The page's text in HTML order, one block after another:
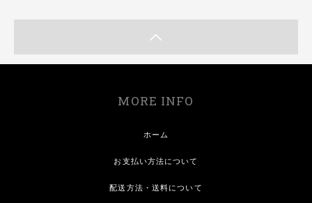
MORE INFO
ホーム
お支払い方法について
配送方法・送料について